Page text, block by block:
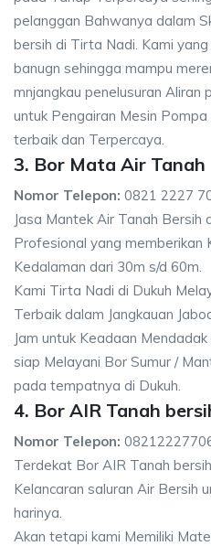
pelanggan Bahwanya dalam
bersih di Tirta Nadi. Kami
banugn sehingga mampu
mnjangkau penelusuran Aliran
untuk Pengairan Mesin
terbaik dan Terpercaya.
3. Bor Mata Air Tanah
Nomor Telepon: 0821 2227
Jasa Mantek Air Tanah Bersih
Profesional yang memberikan
Kedalaman dari 30m s/d 60m.
Kami Tirta Nadi di Dukuh
Terbaik dalam Jangkauan
Jam untuk Keadaan
siap Melayani Bor Sumur /
pada tempatnya di Dukuh.
4. Bor AIR Tanah
Nomor Telepon:
Terdekat Bor AIR Tanah
Kelancaran saluran Air Bersih
harinya.
Akan tetapi kami Memiliki